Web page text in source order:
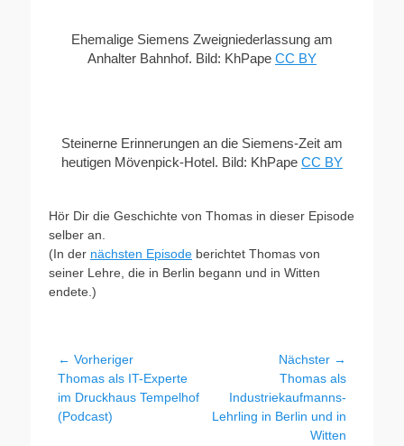
Ehemalige Siemens Zweigniederlassung am
Anhalter Bahnhof. Bild: KhPape CC BY
Steinerne Erinnerungen an die Siemens-Zeit am
heutigen Mövenpick-Hotel. Bild: KhPape CC BY
Hör Dir die Geschichte von Thomas in dieser Episode
selber an.
(In der nächsten Episode berichtet Thomas von
seiner Lehre, die in Berlin begann und in Witten
endete.)
Beitragsnavigation
← Vorheriger
Vorheriger
Beitrag:
Thomas als IT-Experte
im Druckhaus Tempelhof
(Podcast)
Nächster →
Beitrag:
Thomas als
Industriekaufmanns-
Lehrling in Berlin und in
Witten